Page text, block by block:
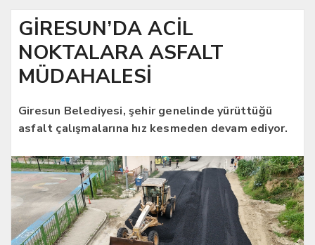
GİRESUN’DA ACİL
NOKTALARA ASFALT
MÜDAHALESİ
Giresun Belediyesi, şehir genelinde yürüttüğü
asfalt çalışmalarına hız kesmeden devam ediyor.